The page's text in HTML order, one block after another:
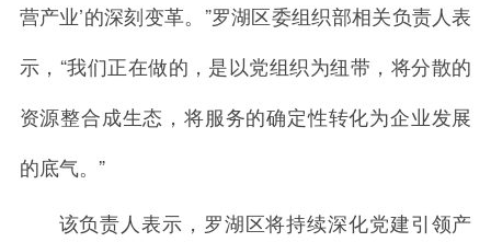
营产业’的深刻变革。”罗湖区委组织部相关负责人表
示，“我们正在做的，是以党组织为纽带，将分散的
资源整合成生态，将服务的确定性转化为企业发展
的底气。”
该负责人表示，罗湖区将持续深化党建引领产